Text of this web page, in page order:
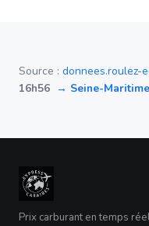
Source : donnees.roulez-
16h56 → Seine-Maritime
Prix carburant en temps